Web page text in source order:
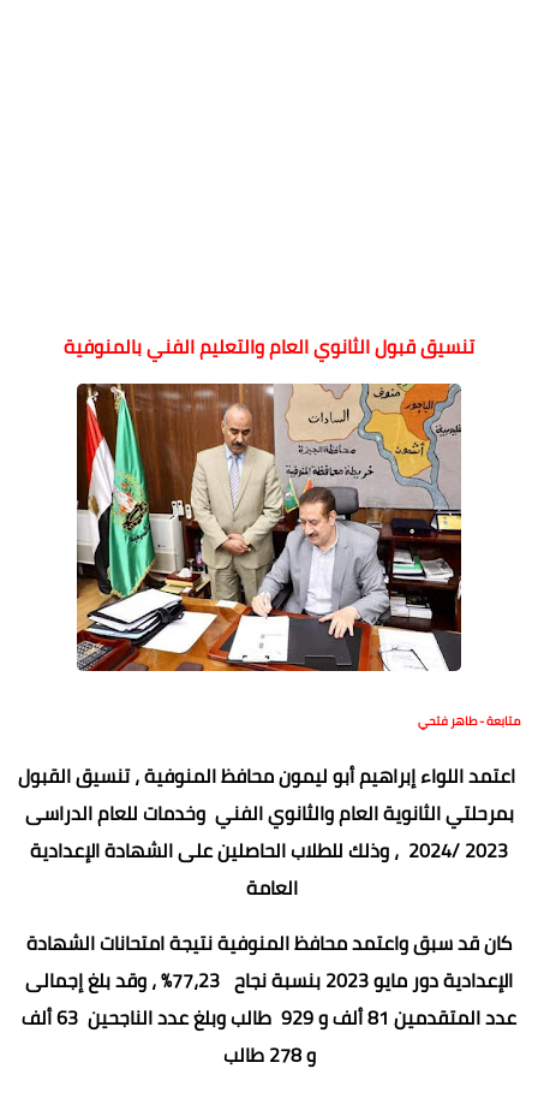
تنسيق قبول الثانوي العام والتعليم الفني بالمنوفية
متابعة - طاهر فتحي
اعتمد اللواء إبراهيم أبو ليمون محافظ المنوفية ، تنسيق القبول
بمرحلتي الثانوية العام والثانوي الفني وخدمات للعام الدراسى
2023 /2024 ، وذلك للطلاب الحاصلين على الشهادة الإعدادية
العامة
كان قد سبق واعتمد محافظ المنوفية نتيجة امتحانات الشهادة
الإعدادية دور مايو 2023 بنسبة نجاح 77،23% ، وقد بلغ إجمالى
عدد المتقدمين 81 ألف و 929 طالب وبلغ عدد الناجحين 63 ألف
و 278 طالب